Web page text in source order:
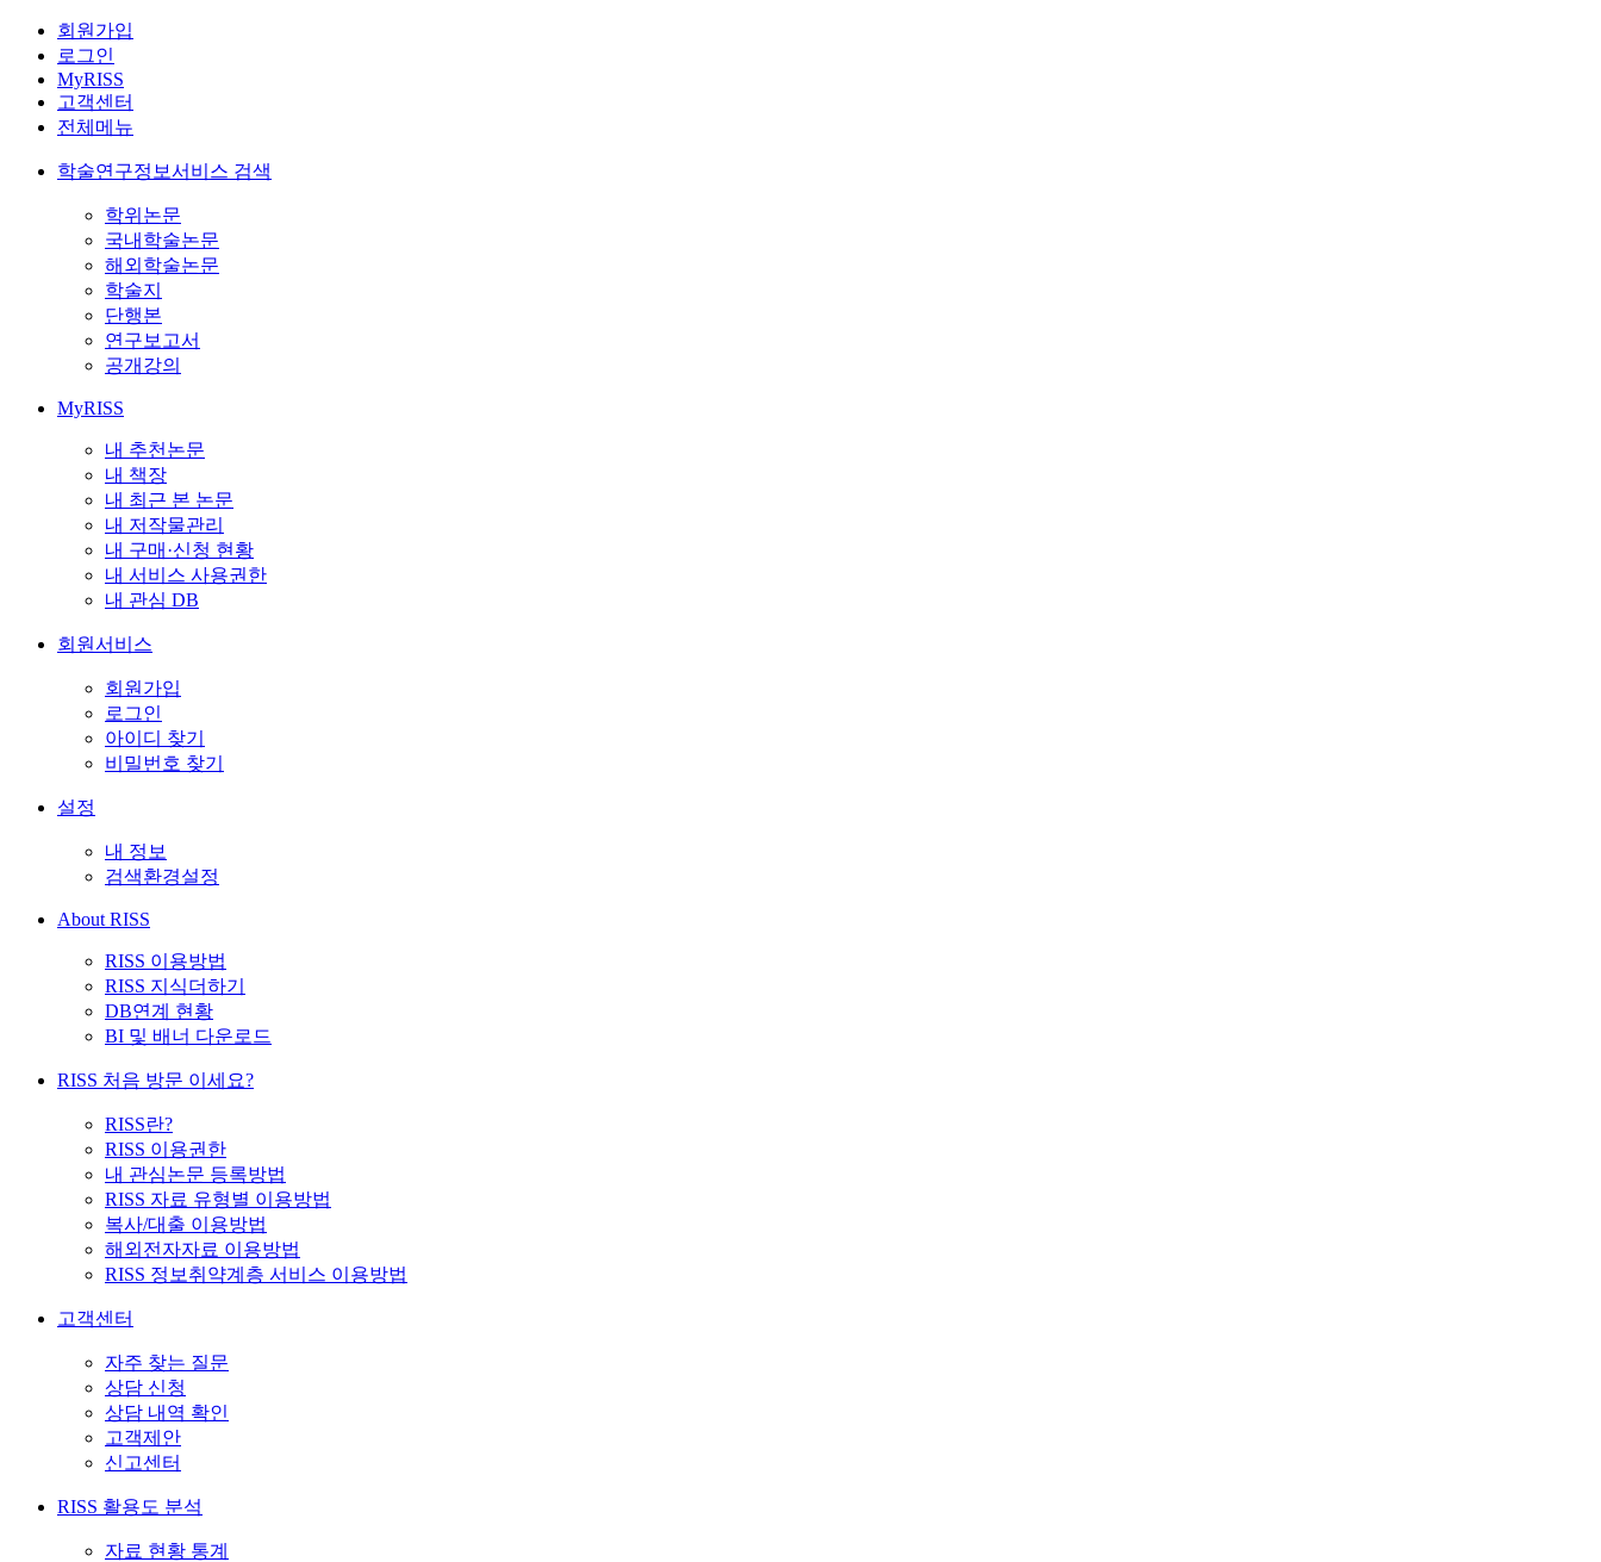
회원가입
로그인
MyRISS
고객센터
전체메뉴
학술연구정보서비스 검색
학위논문
국내학술논문
해외학술논문
학술지
단행본
연구보고서
공개강의
MyRISS
내 추천논문
내 책장
내 최근 본 논문
내 저작물관리
내 구매·신청 현황
내 서비스 사용권한
내 관심 DB
회원서비스
회원가입
로그인
아이디 찾기
비밀번호 찾기
설정
내 정보
검색환경설정
About RISS
RISS 이용방법
RISS 지식더하기
DB연계 현황
BI 및 배너 다운로드
RISS 처음 방문 이세요?
RISS란?
RISS 이용권한
내 관심논문 등록방법
RISS 자료 유형별 이용방법
복사/대출 이용방법
해외전자자료 이용방법
RISS 정보취약계층 서비스 이용방법
고객센터
자주 찾는 질문
상담 신청
상담 내역 확인
고객제안
신고센터
RISS 활용도 분석
자료 현황 통계